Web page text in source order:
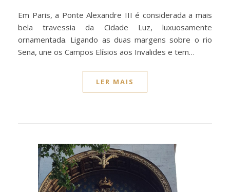
Em Paris, a Ponte Alexandre III é considerada a mais
bela travessia da Cidade Luz, luxuosamente
ornamentada. Ligando as duas margens sobre o rio
Sena, une os Campos Elísios aos Invalides e tem…
LER MAIS